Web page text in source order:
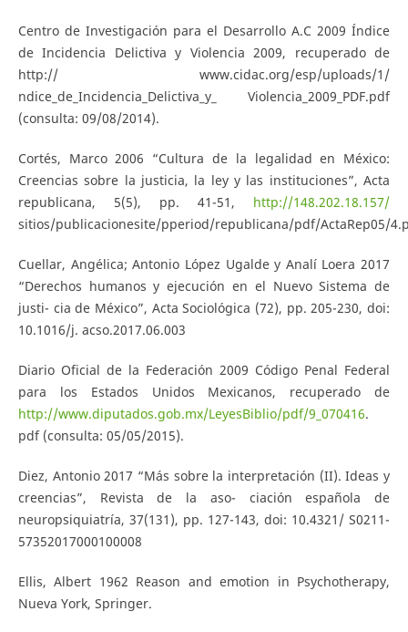
Centro de Investigación para el Desarrollo A.C 2009 Índice
de Incidencia Delictiva y Violencia 2009, recuperado de
http:// www.cidac.org/esp/uploads/1/
ndice_de_Incidencia_Delictiva_y_ Violencia_2009_PDF.pdf
(consulta: 09/08/2014).
Cortés, Marco 2006 “Cultura de la legalidad en México:
Creencias sobre la justicia, la ley y las instituciones”, Acta
republicana, 5(5), pp. 41-51, http://148.202.18.157/
sitios/publicacionesite/pperiod/republicana/pdf/ActaRep05/
Cuellar, Angélica; Antonio López Ugalde y Analí Loera 2017
“Derechos humanos y ejecución en el Nuevo Sistema de
justi- cia de México”, Acta Sociológica (72), pp. 205-230, doi:
10.1016/j. acso.2017.06.003
Diario Oficial de la Federación 2009 Código Penal Federal
para los Estados Unidos Mexicanos, recuperado de
http://www.diputados.gob.mx/LeyesBiblio/pdf/9_070416.
pdf (consulta: 05/05/2015).
Diez, Antonio 2017 “Más sobre la interpretación (II). Ideas y
creencias”, Revista de la aso- ciación española de
neuropsiquiatría, 37(131), pp. 127-143, doi: 10.4321/ S0211-
57352017000100008
Ellis, Albert 1962 Reason and emotion in Psychotherapy,
Nueva York, Springer.